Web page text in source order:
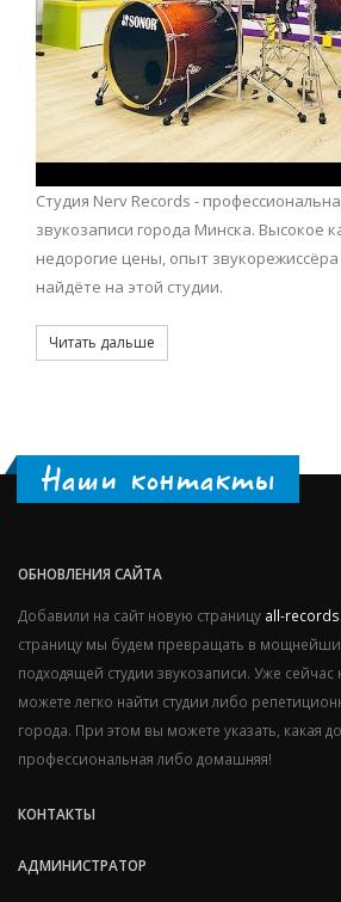
Студия Nerv Records -
звукозаписи города Минска. Высокое
недорогие цены, опыт звукорежиссёра
найдёте на этой студии.
Читать дальше
Наши контакты
ОБНОВЛЕНИЯ САЙТА
Добавили на сайт новую страницу all-
страницу мы будем превращать в
подходящей студии звукозаписи. Уже сейчас
можете легко найти студии либо
города. При этом вы можете указать, какая
профессиональная либо домашняя!
КОНТАКТЫ
АДМИНИСТРАТОР